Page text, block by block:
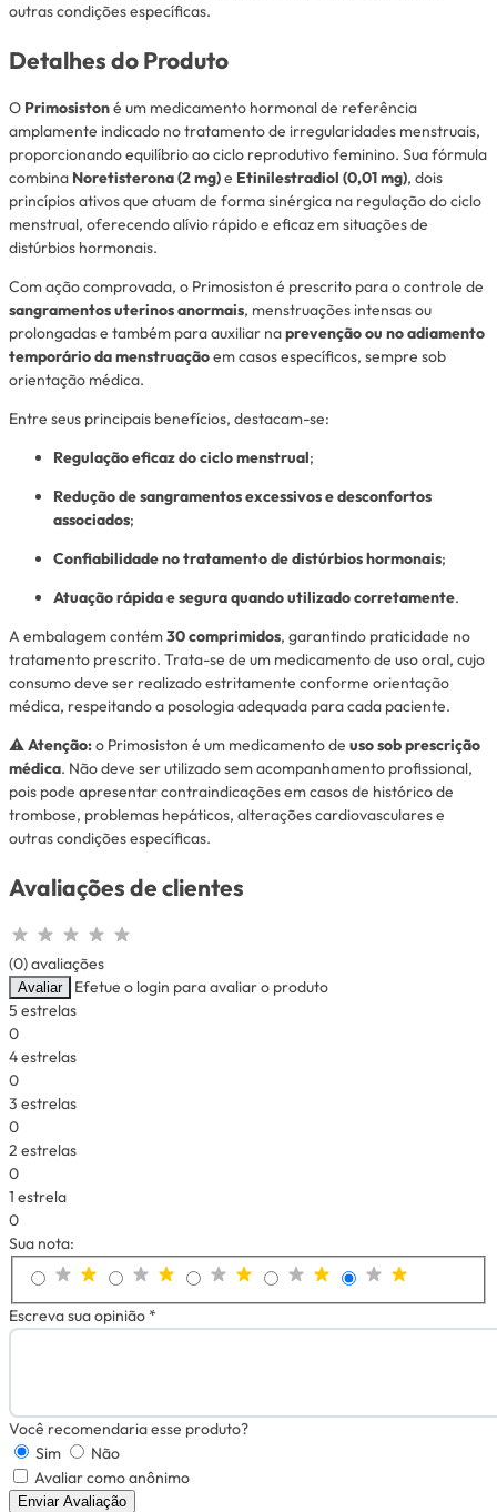
outras condições específicas.
Detalhes do Produto
O Primosistoné um medicamento hormonal de referência
amplamente indicado no tratamento de irregularidades menstruais,
proporcionando equilíbrio ao ciclo reprodutivo feminino. Sua fórmula
combina Noretisterona (2 mg)e Etinilestradiol (0,01 mg), dois
princípios ativos que atuam de forma sinérgica na regulação do ciclo
menstrual, oferecendo alívio rápido e eficaz em situações de
distúrbios hormonais.
Com ação comprovada, o Primosiston é prescrito para o controle de
sangramentos uterinos anormais, menstruações intensas ou
prolongadas e também para auxiliar naprevenção ou no adiamento
temporário da menstruaçãoem casos específicos, sempre sob
orientação médica.
Entre seus principais benefícios, destacam-se:
Regulação eficaz do ciclo menstrual;
Redução de sangramentos excessivos e desconfortos
associados;
Confiabilidade no tratamento de distúrbios hormonais;
Atuação rápida e segura quando utilizado corretamente.
A embalagem contém30 comprimidos, garantindo praticidade no
tratamento prescrito. Trata-se de um medicamento de uso oral, cujo
consumo deve ser realizado estritamente conforme orientação
médica, respeitando a posologia adequada para cada paciente.
⚠️Atenção:o Primosiston é um medicamento de uso sob prescrição
médica. Não deve ser utilizado sem acompanhamento profissional,
pois pode apresentar contraindicações em casos de histórico de
trombose, problemas hepáticos, alterações cardiovasculares e
outras condições específicas.
Avaliações de clientes
(0) avaliações
Avaliar
Efetue o login para avaliar o produto
5 estrelas
0
4 estrelas
0
3 estrelas
0
2 estrelas
0
1 estrela
0
Sua nota:
Escreva sua opinião *
Você recomendaria esse produto?
Sim
Não
Avaliar como anônimo
Enviar Avaliação